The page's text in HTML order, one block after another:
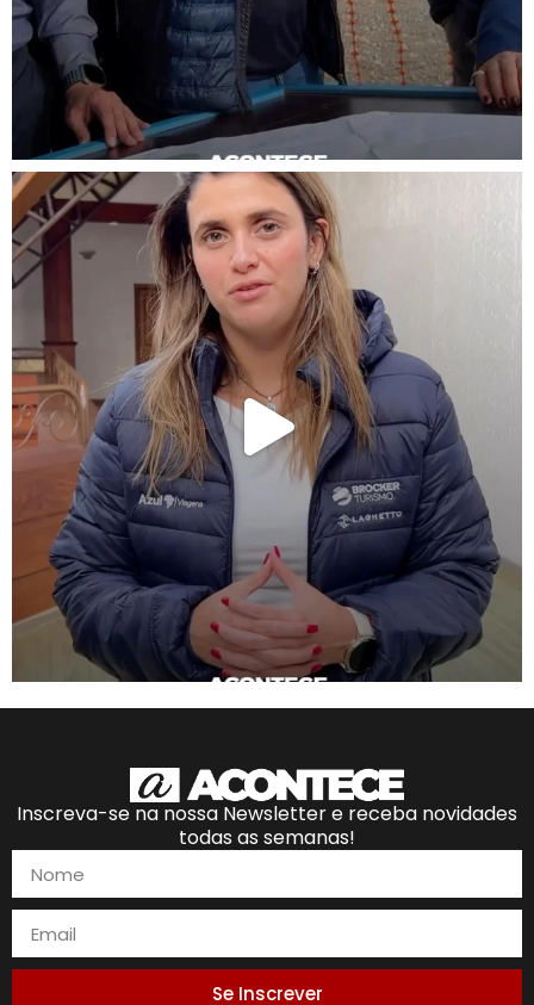
Inscreva-se na nossa Newsletter e receba novidades
todas as semanas!
Se Inscrever